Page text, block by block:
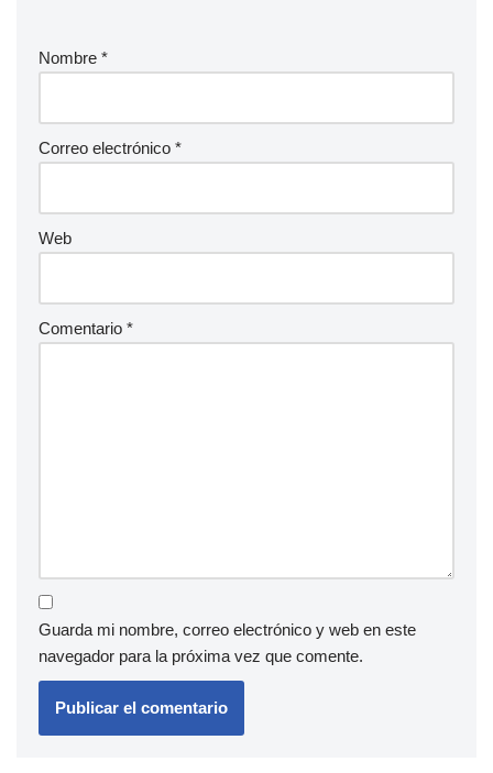
Nombre *
Correo electrónico *
Web
Comentario *
Guarda mi nombre, correo electrónico y web en este
navegador para la próxima vez que comente.